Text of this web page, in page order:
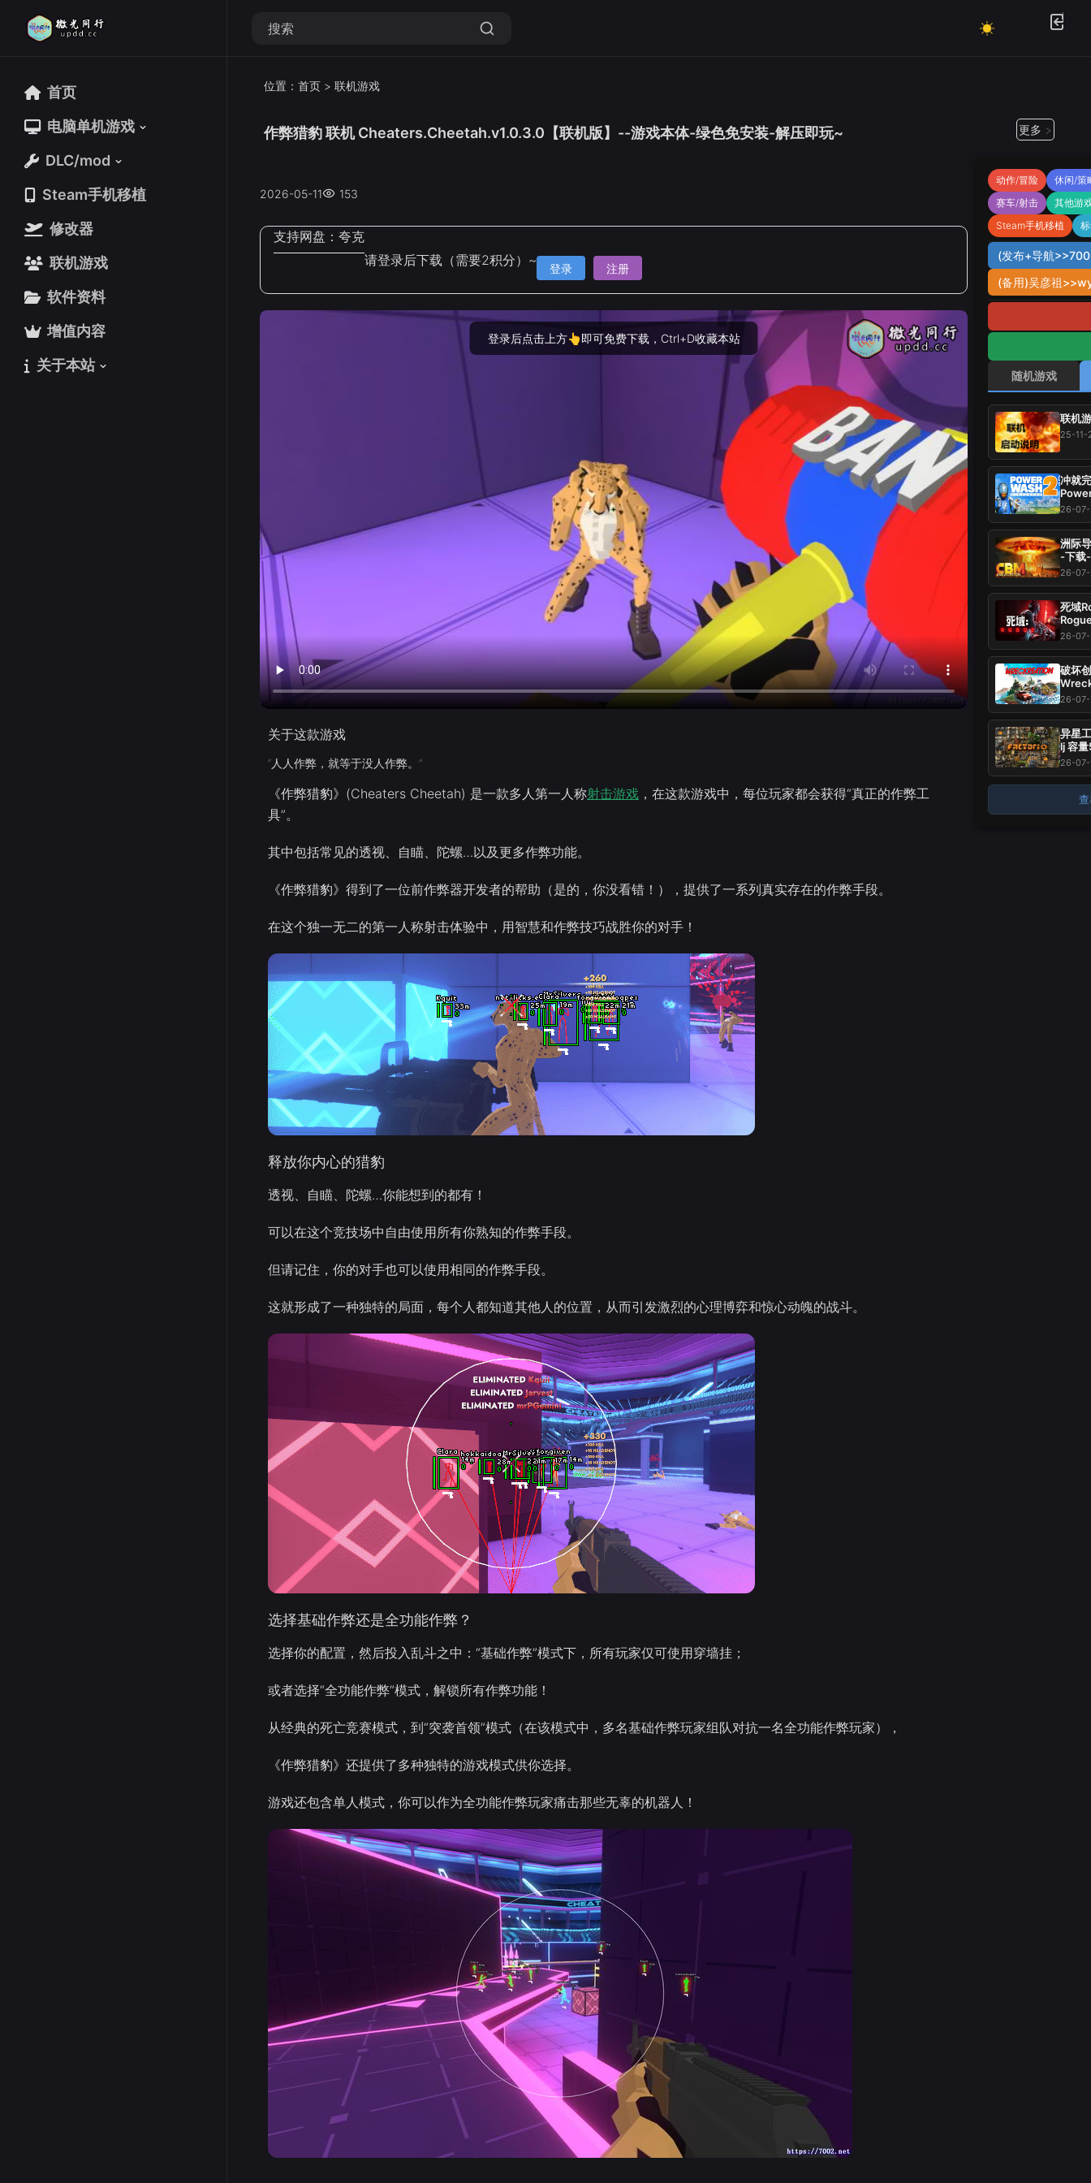
首页
电脑单机游戏
DLC/mod
Steam手机移植
修改器
联机游戏
软件资料
增值内容
关于本站
首页
电脑单机游戏
DLC/mod
Steam手机移植
修改器
联机游戏
软件资料
增值内容
关于本站
位置： 首页 > 联机游戏
作弊猎豹 联机 Cheaters.Cheetah.v1.0.3.0【联机版】--游戏本体-绿色免安装-解压即玩~ 更多 >
2026-05-11 153
支持网盘： 夸克
请登录后下载（需要2积分）~
登录 注册
登录后点击上方👆即可免费下载，Ctrl+D收藏本站
关于这款游戏
“人人作弊，就等于没人作弊。”
《作弊猎豹》(Cheaters Cheetah) 是一款多人第一人称射击游戏 ，在这款游戏中，每位玩家都会获得“真正的作弊工
具”。
其中包括常见的透视、自瞄、陀螺…以及更多作弊功能。
《作弊猎豹》得到了一位前作弊器开发者的帮助（是的，你没看错！），提供了一系列真实存在的作弊手段。
在这个独一无二的第一人称射击体验中，用智慧和作弊技巧战胜你的对手！
释放你内心的猎豹
透视、自瞄、陀螺…你能想到的都有！
可以在这个竞技场中自由使用所有你熟知的作弊手段。
但请记住，你的对手也可以使用相同的作弊手段。
这就形成了一种独特的局面，每个人都知道其他人的位置，从而引发激烈的心理博弈和惊心动魄的战斗。
选择基础作弊还是全功能作弊？
选择你的配置，然后投入乱斗之中：“基础作弊”模式下，所有玩家仅可使用穿墙挂；
或者选择“全功能作弊”模式，解锁所有作弊功能！
从经典的死亡竞赛模式，到“突袭首领”模式（在该模式中，多名基础作弊玩家组队对抗一名全功能作弊玩家），
《作弊猎豹》还提供了多种独特的游戏模式供你选择。
游戏还包含单人模式，你可以作为全功能作弊玩家痛击那些无辜的机器人！
动作/冒险
休闲/策
赛车/射击
其他游
Steam手机移植
(发布+导航
(备用)吴彦祖
随机游戏
联机
25-11-
冲就
载-游
26-
洲际导
-下载
26-07-
死域
压即
26-07-
破坏
26-07-
异星
lj 容
标 -
26-07-